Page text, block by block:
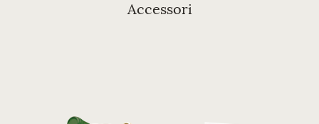
Accessori